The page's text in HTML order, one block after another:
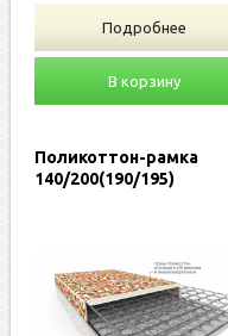
Подробнее
В корзину
Поликоттон-рамка
140/200(190/195)